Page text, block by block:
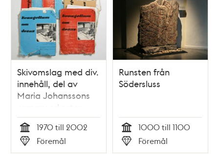
Skivomslag med div.
innehåll, del av
Maria Johanssons
enmansorkester
Tid
1970 till 2002
Typ
Föremål
Runsten från
Södersluss
Tid
1000 till 1100
Typ
Föremål